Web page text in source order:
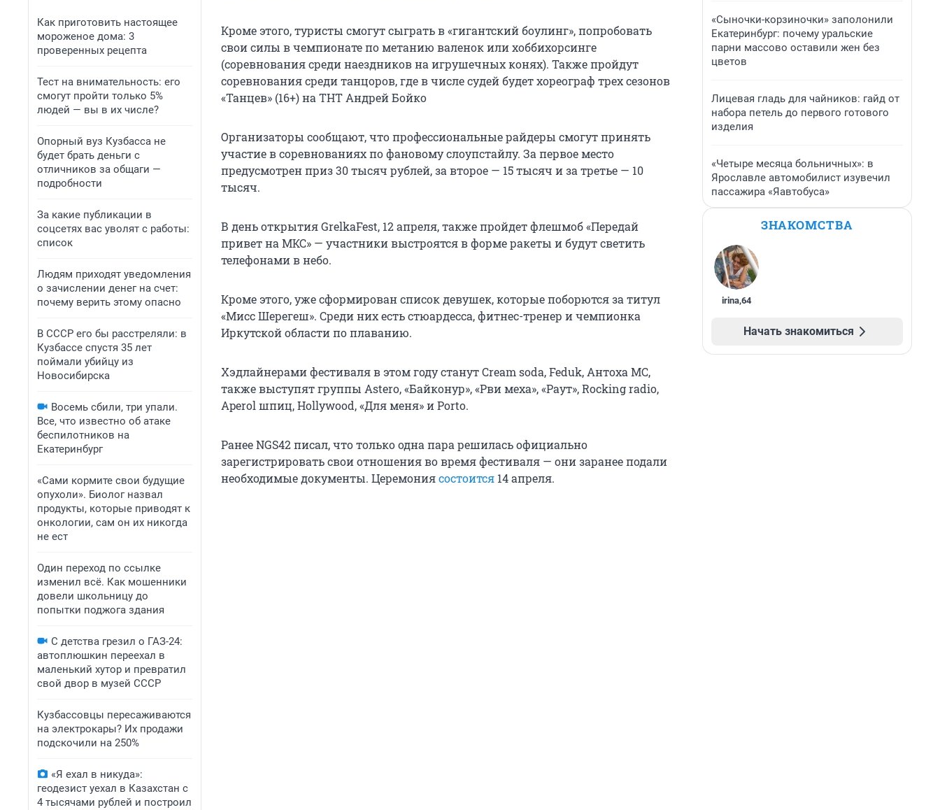
Как приготовить настоящее
мороженое дома: 3
проверенных рецепта
Тест на внимательность: его
смогут пройти только 5%
людей — вы в их числе?
Опорный вуз Кузбасса не
будет брать деньги с
отличников за общаги —
подробности
За какие публикации в
соцсетях вас уволят с работы:
список
Людям приходят уведомления
о зачислении денег на счет:
почему верить этому опасно
В СССР его бы расстреляли: в
Кузбассе спустя 35 лет
поймали убийцу из
Новосибирска
Восемь сбили, три упали.
Все, что известно об атаке
беспилотников на
Екатеринбург
«Сами кормите свои будущие
опухоли». Биолог назвал
продукты, которые приводят к
онкологии, сам он их никогда
не ест
Один переход по ссылке
изменил всё. Как мошенники
довели школьницу до
попытки поджога здания
С детства грезил о ГАЗ-24:
автоплюшкин переехал в
маленький хутор и превратил
свой двор в музей СССР
Кузбассовцы пересаживаются
на электрокары? Их продажи
подскочили на 250%
«Я ехал в никуда»:
геодезист уехал в Казахстан с
4 тысячами рублей и построил
Кроме этого, туристы смогут сыграть в «гигантский боулинг», попробовать
свои силы в чемпионате по метанию валенок или хоббихорсинге
(соревнования среди наездников на игрушечных конях). Также пройдут
соревнования среди танцоров, где в числе судей будет хореограф трех сезонов
«Танцев» (16+) на ТНТ Андрей Бойко
Организаторы сообщают, что профессиональные райдеры смогут принять
участие в соревнованиях по фановому слоупстайлу. За первое место
предусмотрен приз 30 тысяч рублей, за второе — 15 тысяч и за третье — 10
тысяч.
В день открытия GrelkaFest, 12 апреля, также пройдет флешмоб «Передай
привет на МКС» — участники выстроятся в форме ракеты и будут светить
телефонами в небо.
Кроме этого, уже сформирован список девушек, которые поборются за титул
«Мисс Шерегеш». Среди них есть стюардесса, фитнес-тренер и чемпионка
Иркутской области по плаванию.
Хэдлайнерами фестиваля в этом году станут Cream soda, Feduk, Aнтоха МС,
также выступят группы Astero, «Байконур», «Рви меха», «Раут», Rocking radio,
Aperol шпиц, Hollywood, «Для меня» и Porto.
Ранее NGS42 писал, что только одна пара решилась официально
зарегистрировать свои отношения во время фестиваля — они заранее подали
необходимые документы. Церемониясостоится 14 апреля.
«Сыночки-корзиночки» заполонили
Екатеринбург: почему уральские
парни массово оставили жен без
цветов
Лицевая гладь для чайников: гайд от
набора петель до первого готового
изделия
«Четыре месяца больничных»: в
Ярославле автомобилист изувечил
пассажира «Яавтобуса»
ЗНАКОМСТВА
irina,64
Начать знакомиться